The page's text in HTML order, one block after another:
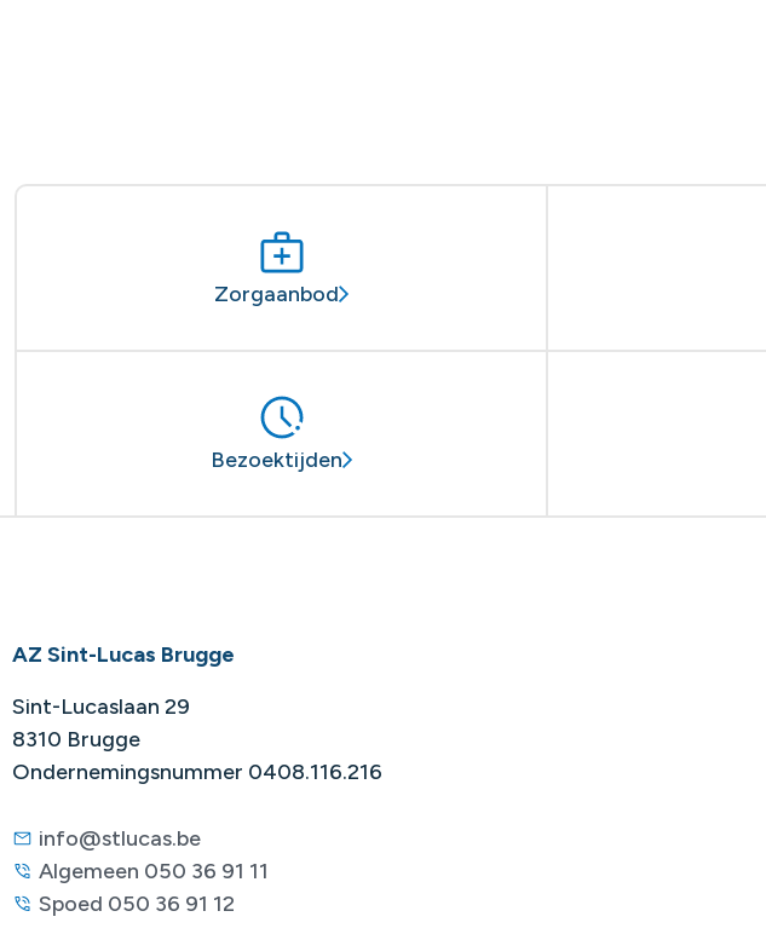
Zorgaanbod
Bezoektijden
AZ Sint-Lucas Brugge
Sint-Lucaslaan 29
8310 Brugge
Ondernemingsnummer 0408.116.216
info@stlucas.be
Algemeen 050 36 91 11
Spoed 050 36 91 12